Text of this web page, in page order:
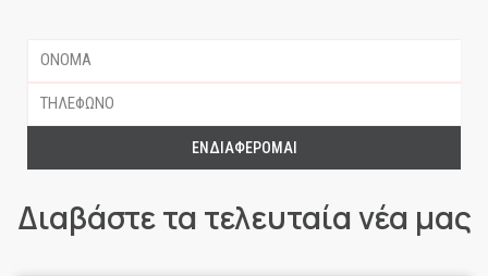
ΕΝΔΙΑΦΈΡΟΜΑΙ
Διαβάστε τα τελευταία νέα μας